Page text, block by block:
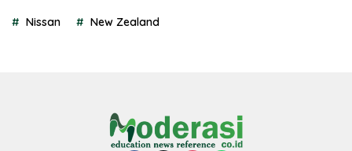
Nissan New Zealand